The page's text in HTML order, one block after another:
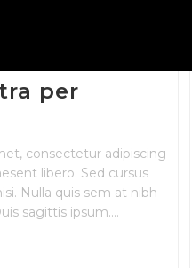
per
consectetur adipiscing
libero. Sed cursus
Nulla quis sem at nibh
sagittis ipsum.…